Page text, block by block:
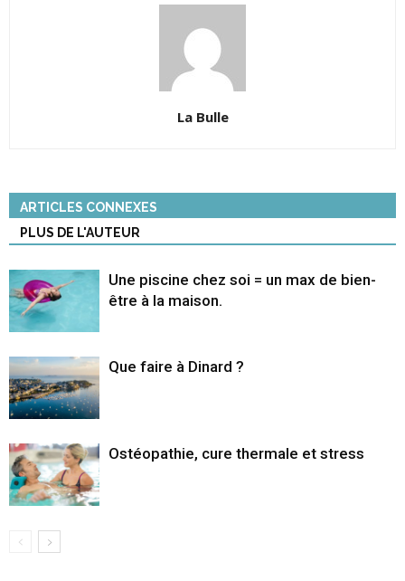
La Bulle
ARTICLES CONNEXES
PLUS DE L'AUTEUR
Une piscine chez soi = un max de bien-
être à la maison.
Que faire à Dinard ?
Ostéopathie, cure thermale et stress